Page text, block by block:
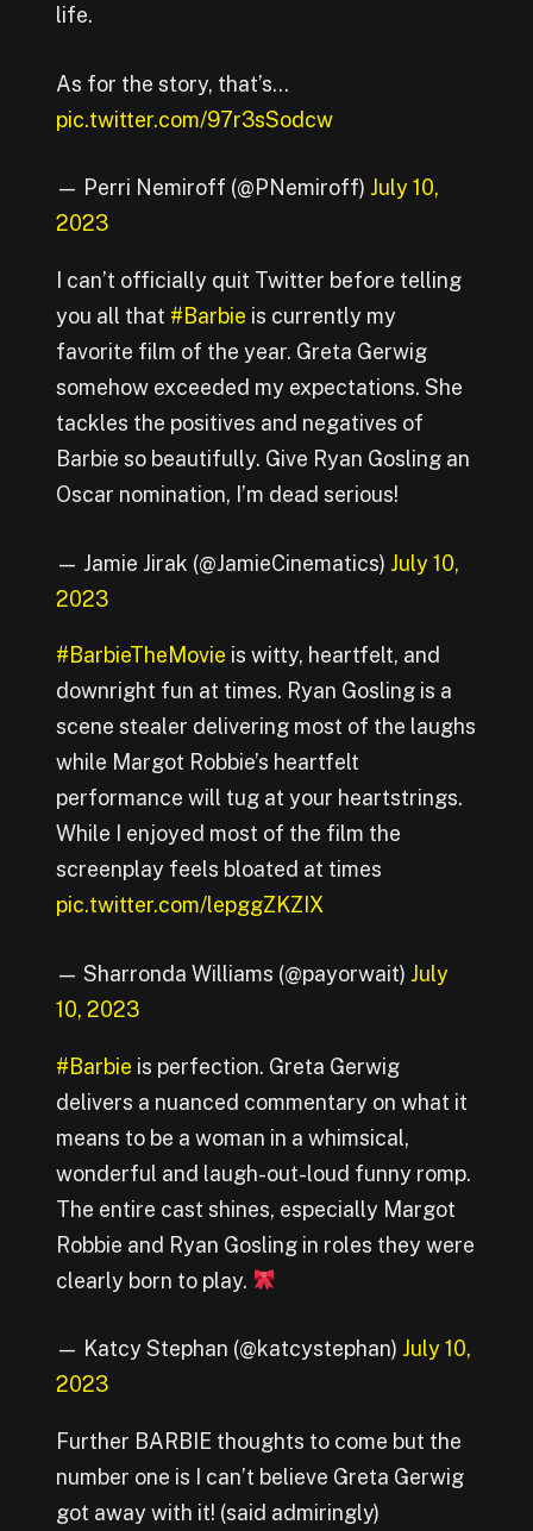
life.
As for the story, that’s…
pic.twitter.com/97r3sSodcw
— Perri Nemiroff (@PNemiroff) July 10,
2023
I can’t officially quit Twitter before telling
you all that #Barbie is currently my
favorite film of the year. Greta Gerwig
somehow exceeded my expectations. She
tackles the positives and negatives of
Barbie so beautifully. Give Ryan Gosling an
Oscar nomination, I’m dead serious!
— Jamie Jirak (@JamieCinematics) July 10,
2023
#BarbieTheMovie is witty, heartfelt, and
downright fun at times. Ryan Gosling is a
scene stealer delivering most of the laughs
while Margot Robbie’s heartfelt
performance will tug at your heartstrings.
While I enjoyed most of the film the
screenplay feels bloated at times
pic.twitter.com/lepggZKZIX
— Sharronda Williams (@payorwait) July
10, 2023
#Barbie is perfection. Greta Gerwig
delivers a nuanced commentary on what it
means to be a woman in a whimsical,
wonderful and laugh-out-loud funny romp.
The entire cast shines, especially Margot
Robbie and Ryan Gosling in roles they were
clearly born to play.
— Katcy Stephan (@katcystephan) July 10,
2023
Further BARBIE thoughts to come but the
number one is I can’t believe Greta Gerwig
got away with it! (said admiringly)